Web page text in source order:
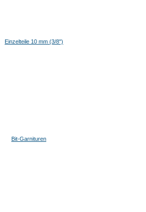
Einzelteile 10 mm (3/8")
Bit-Garnituren